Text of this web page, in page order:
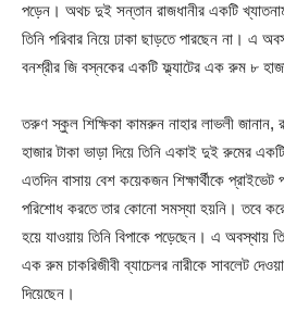
পড়েন। অথচ দুই সন্তান রাজধানীর একটি খ্যাতনামা
তিনি পরিবার নিয়ে ঢাকা ছাড়তে পারছেন না। এ
বনশ্রীর জি বস্নকের একটি ফ্ল্যাটের এক রুম ৮
তরুণ স্কুল শিক্ষিকা কামরুন নাহার লাভলী জানান,
হাজার টাকা ভাড়া দিয়ে তিনি একাই দুই রুমের
এতদিন বাসায় বেশ কয়েকজন শিক্ষার্থীকে
পরিশোধ করতে তার কোনো সমস্যা হয়নি। তবে
হয়ে যাওয়ায় তিনি বিপাকে পড়েছেন। এ অবস্থায়
এক রুম চাকরিজীবী ব্যাচেলর নারীকে সাবলেট
দিয়েছেন।